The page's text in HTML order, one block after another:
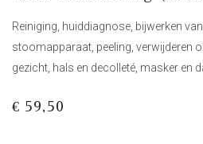
Reiniging, huiddiagnose, bijwerken
stoomapparaat, peeling, verwijderen
gezicht, hals en decolleté, masker en
€ 59,50